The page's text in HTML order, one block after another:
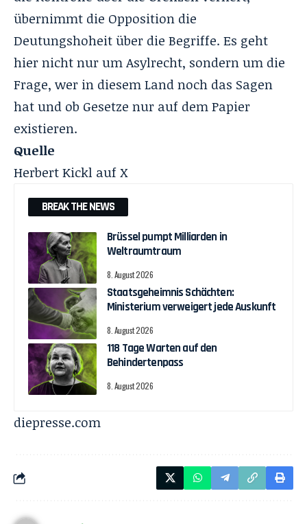
übernimmt die Opposition die
Deutungshoheit über die Begriffe. Es geht
hier nicht nur um Asylrecht, sondern um die
Frage, wer in diesem Land noch das Sagen
hat und ob Gesetze nur auf dem Papier
existieren.
Quelle
Herbert Kickl auf X
BREAK THE NEWS
Brüssel pumpt Milliarden in
Weltraumtraum
8. August 2026
Staatsgeheimnis Schächten:
Ministerium verweigert jede Auskunft
8. August 2026
118 Tage Warten auf den
Behindertenpass
8. August 2026
diepresse.com